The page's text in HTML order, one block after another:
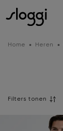
Home Heren
Filters tonen